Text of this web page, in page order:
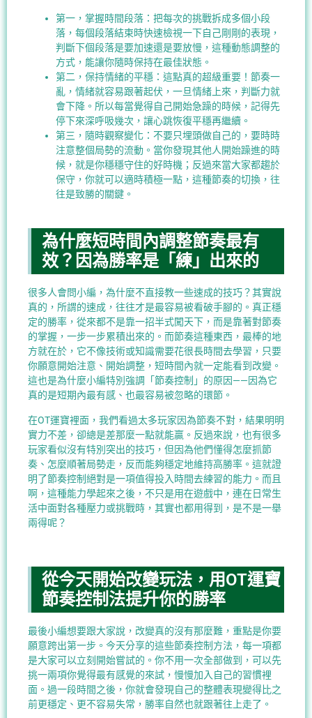
第一，掌握時間段落：把每次的挑戰拆成多個小段
落，每個段落結束時快速檢視一下自己剛剛的表現，
判斷下個段落是要加速還是要放慢，這種動態調整的
方式，能讓你隨時保持在最佳狀態。
第二，保持情緒的平穩：這點真的超級重要！節奏一
亂，情緒就容易跟著起伏，一旦情緒上來，判斷力就
會下降。所以每當覺得自己開始急躁的時候，記得先
停下來深呼吸幾次，讓心跳恢復平穩再繼續。
第三，隨時觀察變化：不要只埋頭做自己的，要時時
注意整個局勢的流動。當你發現其他人開始躁進的時
候，就是你穩穩守住的好時機；反過來當大家都趨於
保守，你就可以適時積極一點，這種節奏的切換，往
往是致勝的關鍵。
為什麼短時間內調整節奏最有
效？因為勝率是「練」出來的
很多人會問小編，為什麼不直接教一些速成的技巧？其實說
真的，所謂的速成，往往才是最容易被看破手腳的。真正穩
定的勝率，從來都不是靠一招半式闖天下，而是靠著對節奏
的掌握，一步一步累積出來的。而節奏這種東西，最棒的地
方就在於，它不像技術或知識需要花很長時間去學習，只要
你願意開始注意、開始調整，短時間內就一定能看到改變。
這也是為什麼小編特別強調「節奏控制」的原因——因為它
真的是短期內最有感、也最容易被忽略的環節。
在OT運寶裡面，我們看過太多玩家因為節奏不對，結果明明
實力不差，卻總是差那麼一點就能贏。反過來說，也有很多
玩家看似沒有特別突出的技巧，但因為他們懂得怎麼抓節
奏、怎麼順著局勢走，反而能夠穩定地維持高勝率。這就證
明了節奏控制絕對是一項值得投入時間去練習的能力。而且
啊，這種能力學起來之後，不只是用在遊戲中，連在日常生
活中面對各種壓力或挑戰時，其實也都用得到，是不是一舉
兩得呢？
從今天開始改變玩法，用OT運寶
節奏控制法提升你的勝率
最後小編想要跟大家說，改變真的沒有那麼難，重點是你要
願意跨出第一步。今天分享的這些節奏控制方法，每一項都
是大家可以立刻開始嘗試的。你不用一次全部做到，可以先
挑一兩項你覺得最有感覺的來試，慢慢加入自己的習慣裡
面。過一段時間之後，你就會發現自己的整體表現變得比之
前更穩定、更不容易失常，勝率自然也就跟著往上走了。